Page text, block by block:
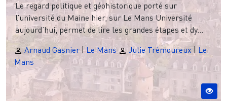
Le regard politique et géohistorique porté sur
l’université du Maine hier, sur Le Mans Université
aujourd’hui, permet de lire les grandes étapes et dy...
Arnaud Gasnier |Le Mans Julie Trémoureux
Le
Mans